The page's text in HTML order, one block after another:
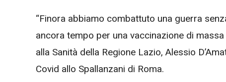
“Finora abbiamo combattuto una guerra
ancora tempo per una vaccinazione di
alla Sanità della Regione Lazio, Alessio
Covid allo Spallanzani di Roma.